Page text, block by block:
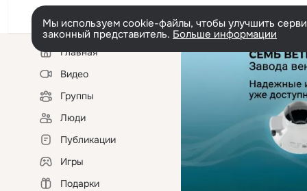
Мы используем cookie-файлы, чтобы улучшить
законный представитель. Больше информации
Левая
колонкаГлавная
Видео
Группы
Люди
Публикации
Игры
Подарки